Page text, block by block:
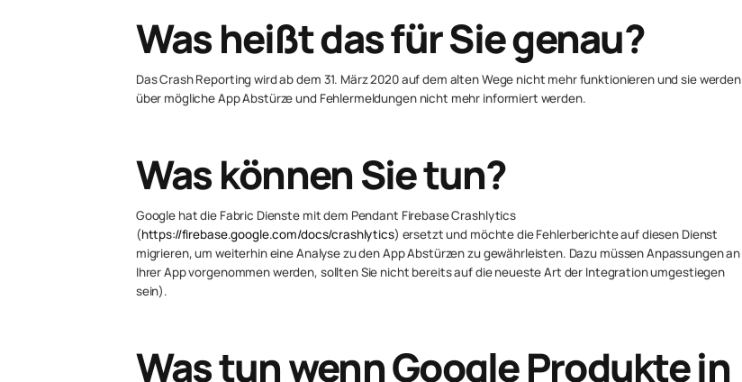
Was heißt das für Sie genau?
Das Crash Reporting wird ab dem 31. März 2020 auf dem alten Wege nicht mehr funktionieren und sie werden
über mögliche App Abstürze und Fehlermeldungen nicht mehr informiert werden.
Was können Sie tun?
Google hat die Fabric Dienste mit dem Pendant Firebase Crashlytics
(https://firebase.google.com/docs/crashlytics) ersetzt und möchte die Fehlerberichte auf diesen Dienst
migrieren, um weiterhin eine Analyse zu den App Abstürzen zu gewährleisten. Dazu müssen Anpassungen an
Ihrer App vorgenommen werden, sollten Sie nicht bereits auf die neueste Art der Integration umgestiegen
sein).
Was tun wenn Google Produkte in